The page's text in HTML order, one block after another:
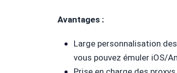
Avantages :
Large personnalisation
vous pouvez émuler iOS/